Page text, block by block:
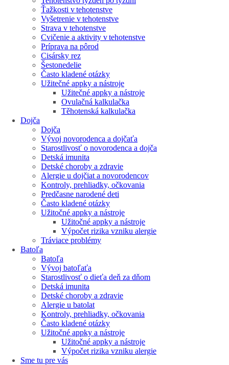
Ťažkosti v tehotenstve
Vyšetrenie v tehotenstve
Strava v tehotenstve
Cvičenie a aktivity v tehotenstve
Príprava na pôrod
Cisársky rez
Šestonedelie
Často kladené otázky
Užitečné appky a nástroje
Užitečné appky a nástroje
Ovulačná kalkulačka
Těhotenská kalkulačka
Dojča
Dojča
Vývoj novorodenca a dojčaťa
Starostlivosť o novorodenca a dojča
Detská imunita
Detské choroby a zdravie
Alergie u dojčiat a novorodencov
Kontroly, prehliadky, očkovania
Predčasne narodené deti
Často kladené otázky
Užitočné appky a nástroje
Užitočné appky a nástroje
Výpočet rizika vzniku alergie
Tráviace problémy
Batoľa
Batoľa
Vývoj batoľaťa
Starostlivosť o dieťa deň za dňom
Detská imunita
Detské choroby a zdravie
Alergie u batolat
Kontroly, prehliadky, očkovania
Často kladené otázky
Užitočné appky a nástroje
Užitočné appky a nástroje
Výpočet rizika vzniku alergie
Sme tu pre vás